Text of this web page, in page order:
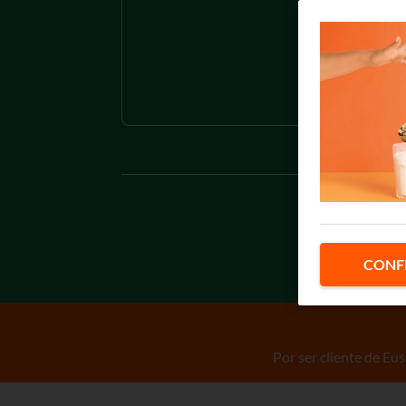
Tramo
Tramo
A los
Por ser cliente de